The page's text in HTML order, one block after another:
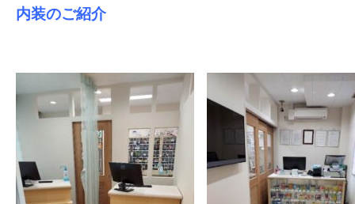
内装のご紹介